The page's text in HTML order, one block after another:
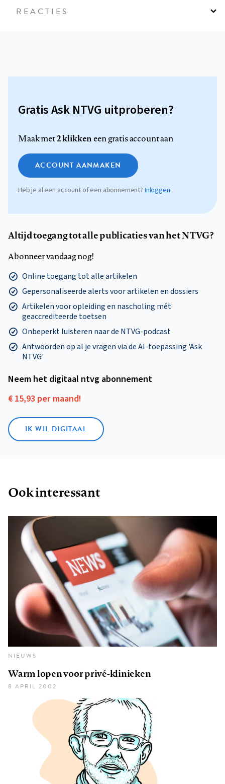
REACTIES
Gratis Ask NTVG uitproberen?
Maak met2 klikkeneen gratis account aan
ACCOUNT AANMAKEN
Heb je al een account of een abonnement? Inloggen
Altijd toegang tot alle publicaties van het NTVG?
Abonneer vandaag nog!
Online toegang tot alle artikelen
Gepersonaliseerde alerts voor artikelen en dossiers
Artikelen voor opleiding en nascholing mét
geaccrediteerde toetsen
Onbeperkt luisteren naar de NTVG-podcast
Antwoorden op al je vragen via de AI-toepassing 'Ask
NTVG'
Neem het digitaal ntvg abonnement
€ 15,93 per maand!
IK WIL DIGITAAL
Ook interessant
NIEUWS
Warm lopen voor privé-klinieken
8 APRIL 2002